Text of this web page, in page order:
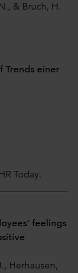
& Bruch, H.
Trends einer
Today.
feelings
Herhausen,